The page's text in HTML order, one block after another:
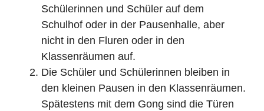
Schülerinnen und Schüler auf dem
Schulhof oder in der Pausenhalle, aber
nicht in den Fluren oder in den
Klassenräumen auf.
Die Schüler und Schülerinnen bleiben in
den kleinen Pausen in den Klassenräumen.
Spätestens mit dem Gong sind die Türen